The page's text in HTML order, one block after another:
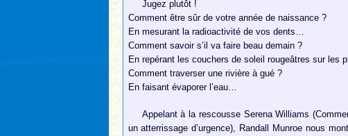
Jugez plutôt !
Comment être sûr de votre année de naissance ?
En mesurant la radioactivité de vos dents…
Comment savoir s’il va faire beau demain ?
En repérant les couchers de soleil rougeâtres sur les
Comment traverser une rivière à gué ?
En faisant évaporer l’eau…
Appelant à la rescousse Serena Williams
un atterrissage d’urgence), Randall Munroe nous